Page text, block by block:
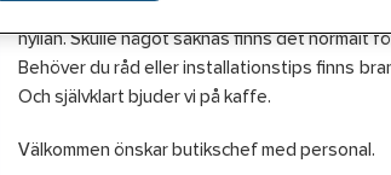
hyllan. Skulle något saknas finns det normalt
Behöver du råd eller installationstips finns
Och självklart bjuder vi på kaffe.
Välkommen önskar butikschef med personal.